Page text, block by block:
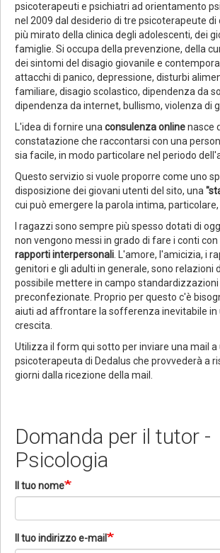
psicoterapeuti e psichiatri ad orientamento
nel 2009 dal desiderio di tre psicoterapeute di
più mirato della clinica degli adolescenti, dei
famiglie. Si occupa della prevenzione, della
dei sintomi del disagio giovanile e
attacchi di panico, depressione, disturbi
familiare, disagio scolastico, dipendenza da
dipendenza da internet, bullismo, violenza di
L'idea di fornire una consulenza onlinenasce
constatazione che raccontarsi con una
sia facile, in modo particolare nel periodo
Questo servizio si vuole proporre come uno
disposizione dei giovani utenti del sito, una
cui può emergere la parola intima, particolare,
I ragazzi sono sempre più spesso dotati di
non vengono messi in grado di fare i conti con
rapporti interpersonali . L'amore, l'amicizia, i
genitori e gli adulti in generale, sono relazioni
possibile mettere in campo standardizzazioni
preconfezionate. Proprio per questo c'è
aiuti ad affrontare la sofferenza inevitabile in
crescita.
Utilizza il form qui sotto per inviare una mail a
psicoterapeuta di Dedalus che provvederà a
giorni dalla ricezione della mail.
Domanda per il tutor -
Psicologia
Il tuo nome
Il tuo indirizzo e-mail